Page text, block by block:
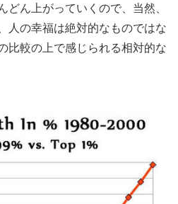
どん上がっていくので、当然、
人の幸福は絶対的なものではな
比較の上で感じられる相対的な